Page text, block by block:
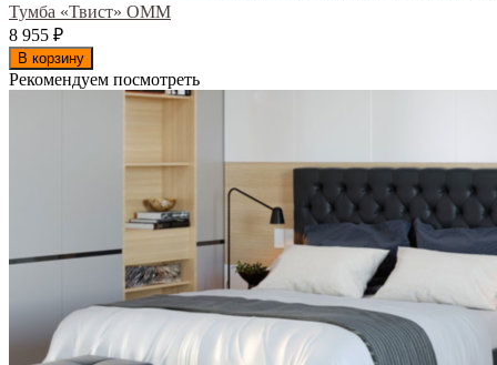
Тумба «Твист» ОММ
8 955 ₽
В корзину
Рекомендуем посмотреть